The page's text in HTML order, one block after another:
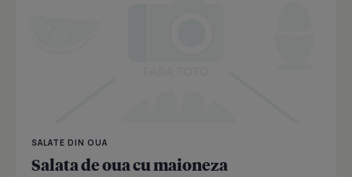
SALATE DIN OUA
Salata de oua cu maioneza